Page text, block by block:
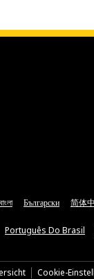
বাংলা Български 简体
Português Do Brasil
Cookie-